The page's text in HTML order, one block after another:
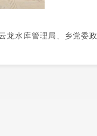
龙水库管理局、乡党委政
矛盾调解一线、服务群众